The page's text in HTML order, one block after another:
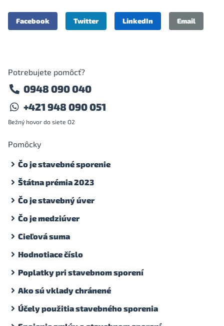
Facebook Twitter LinkedIn Email
Potrebujete pomôcť?
0948 090 040
+421 948 090 051
Bežný hovor do siete O2
Pomôcky
Čo je stavebné sporenie
Štátna prémia 2023
Čo je stavebný úver
Čo je medziúver
Cieľová suma
Hodnotiace číslo
Poplatky pri stavebnom sporení
Ako sú vklady chránené
Účely použitia stavebného sporenia